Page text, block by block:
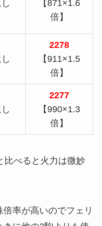
【871×1.6
倍】
2278
【911×1.5
倍】
2277
【990×1.3
倍】
比べると火力は微妙
率が高いのでフェリ